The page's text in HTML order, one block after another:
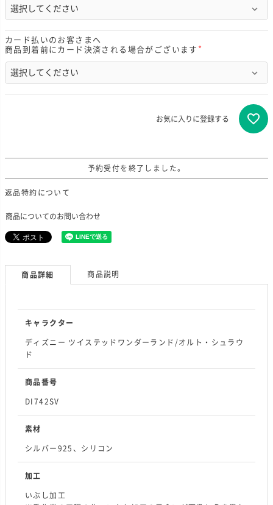
必
須
)
カード払いのお客さまへ
商品到着前にカード決済される場合がございます
)
お気に入りに登録する
予約受付を終了しました。
返品特約について
商品についてのお問い合わせ
商品詳細 商品説明
キャラクター
ディズニー ツイステッドワンダーランド/オルト・シュラウ
ド
商品番号
DI742SV
素材
シルバー925、シリコン
加工
いぶし加工